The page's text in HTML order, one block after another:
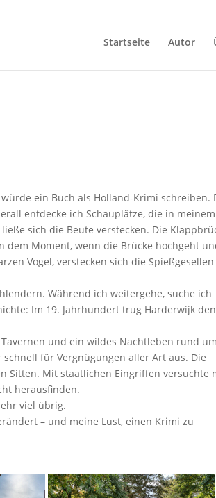
Startseite Autor
ein Buch als Holland-Krimi schreiben.
entdecke ich Schauplätze, die in meinem
sich die Beute verstecken. Die
dem Moment, wenn die Brücke hochgeht
Vogel, verstecken sich die
Während ich weitergehe, suche ich
Im 19. Jahrhundert trug Harderwijk den
und ein wildes Nachtleben rund
für Vergnügungen aller Art aus. Die
Sitten. Mit staatlichen Eingriffen versuchte
herausfinden.
viel übrig.
– und meine Lust, einen Krimi zu